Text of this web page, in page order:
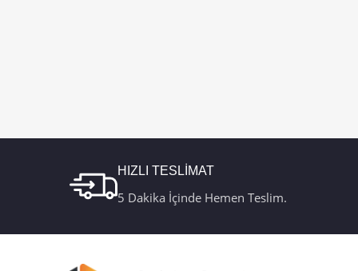
HIZLI TESLİMAT
5 Dakika İçinde Hemen Teslim.